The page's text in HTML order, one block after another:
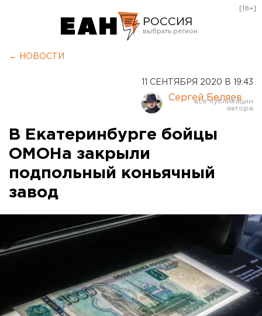
РОССИЯ
Курган
Оренбург
[18+]
← НОВОСТИ
11 СЕНТЯБРЯ 2020 В 19:43
Сергей Беляев
В Екатеринбурге бойцы
ОМОНа закрыли
подпольный коньячный
завод